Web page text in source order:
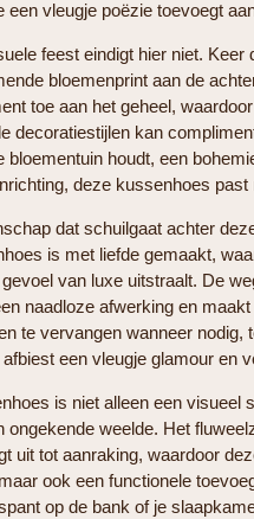
een vleugje poëzie toevoegt
feest eindigt hier niet.
bloemenprint aan de
toe aan het geheel,
decoratiestijlen kan
bloementuin houdt, een
deze kussenhoes
dat schuilgaat achter
is met liefde gemaakt,
van luxe uitstraalt. De
naadloze afwerking en
te vervangen wanneer nodig,
een vleugje glamour en
is niet alleen een visueel
ongekende weelde. Het
uit tot aanraking, waardoor
ook een functionele
op de bank of je